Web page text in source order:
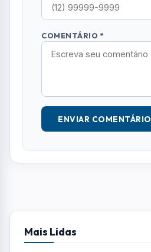
COMENTÁRIO *
ENVIAR COMENTÁRIO
Mais Lidas